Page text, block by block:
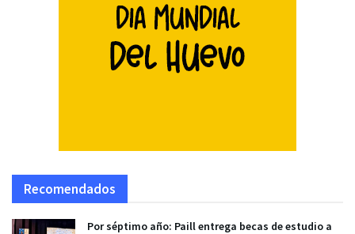
Recomendados
Por séptimo año: Paill entrega becas de estudio a